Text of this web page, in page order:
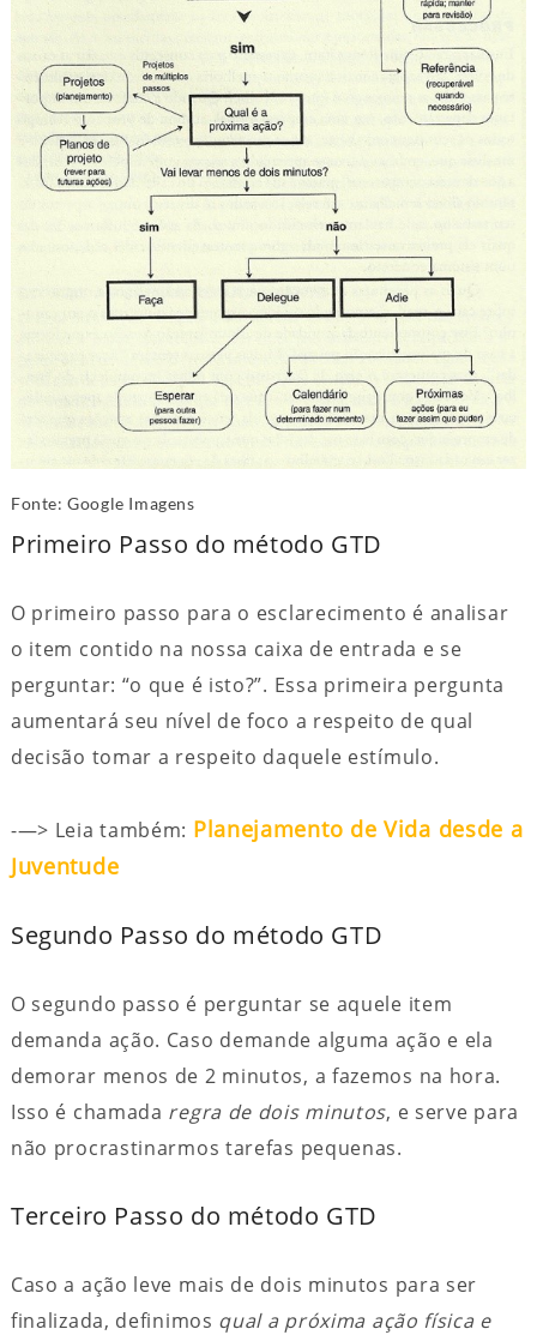
Fonte: Google Imagens
Primeiro Passo do método GTD
O primeiro passo para o esclarecimento é analisar
o item contido na nossa caixa de entrada e se
perguntar: “o que é isto?”. Essa primeira pergunta
aumentará seu nível de foco a respeito de qual
decisão tomar a respeito daquele estímulo.
-—> Leia também: Planejamento de Vida desde a
Juventude
Segundo Passo do método GTD
O segundo passo é perguntar se aquele item
demanda ação. Caso demande alguma ação e ela
demorar menos de 2 minutos, a fazemos na hora.
Isso é chamada regra de dois minutos, e serve para
não procrastinarmos tarefas pequenas.
Terceiro Passo do método GTD
Caso a ação leve mais de dois minutos para ser
finalizada, definimos qual a próxima ação física e